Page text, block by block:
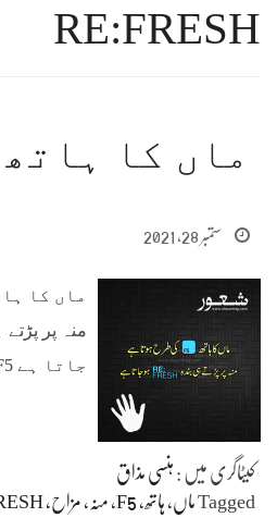
RE:FRESH
ماں کا ہاتھ ٍF5
ستمبر 28, 2021
جاتا ہے Maan Ka Hath F5
کیٹاگری میں : ہنسی مذاق
Taggedماں، ہاتھ، F5، منہ، مزاح، RE:FRESH